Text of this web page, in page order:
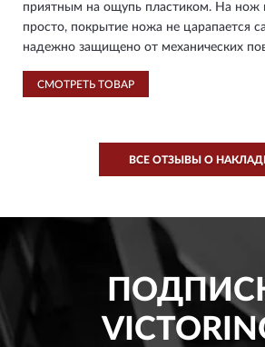
приятным на ощупь пластиком. На нож
просто, покрытие ножа не царапается
надежно защищено от механических
СМОТРЕТЬ ТОВАР
ВСЕ ОТЗЫВЫ О